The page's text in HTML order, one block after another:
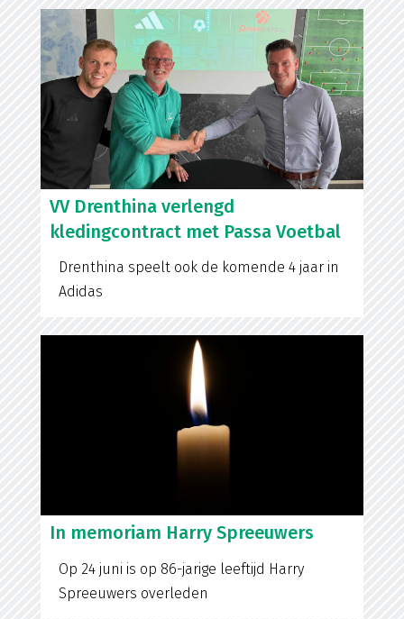
VV Drenthina verlengd
kledingcontract met Passa Voetbal
Drenthina speelt ook de komende 4 jaar in
Adidas
In memoriam Harry Spreeuwers
Op 24 juni is op 86-jarige leeftijd Harry
Spreeuwers overleden